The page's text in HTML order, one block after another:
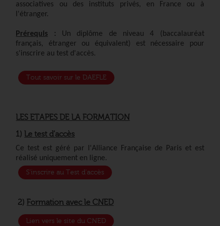
associatives ou des instituts privés, en France ou à
l'étranger.
Prérequis :
Un diplôme de niveau 4 (baccalauréat
français, étranger ou équivalent) est nécessaire pour
s'inscrire au test d'accès.
Tout savoir sur le DAEFLE
LES ETAPES DE LA FORMATION
1) Le test d'accès
Ce test est géré par l'Alliance Française de Paris et est
réalisé uniquement en ligne.
S'inscrire au Test d'accès
2) Formation avec le CNED
Lien vers le site du CNED